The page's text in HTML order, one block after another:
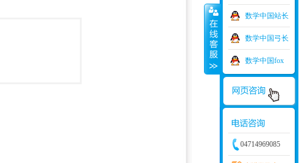
数学中国站长
数学中国弓长
数学中国fox
04714969085